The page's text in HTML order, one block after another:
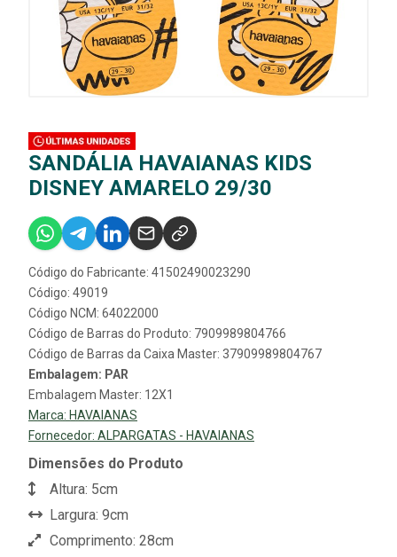
SANDÁLIA HAVAIANAS KIDS
DISNEY AMARELO 29/30
Código do Fabricante: 41502490023290
Código: 49019
Código NCM: 64022000
Código de Barras do Produto: 7909989804766
Código de Barras da Caixa Master: 37909989804767
Embalagem: PAR
Embalagem Master: 12X1
Marca: HAVAIANAS
Fornecedor: ALPARGATAS - HAVAIANAS
Dimensões do Produto
Altura: 5cm
Largura: 9cm
Comprimento: 28cm